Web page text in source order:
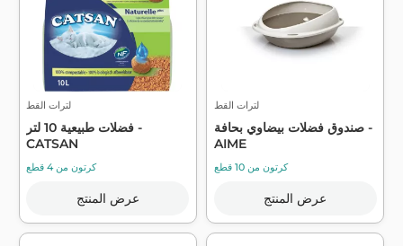
لترات القط
فضلات طبيعية 10 لتر -
CATSAN
كرتون من 4 قطع
عرض المنتج
لترات القط
صندوق فضلات بيضاوي بحافة -
AIME
كرتون من 10 قطع
عرض المنتج